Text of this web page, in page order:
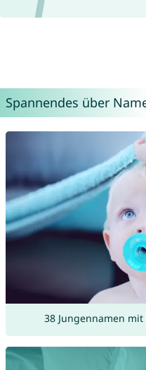
Spannendes über
38 Jungennamen